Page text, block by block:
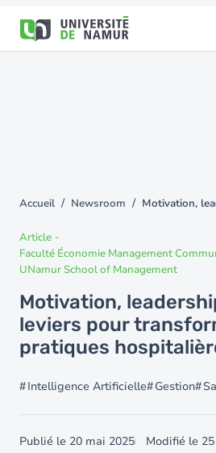
contenu
You
here
Accueil Newsroom Motivation,
Article -
Faculté Économie Management
UNamur School of Management
Motivation,
leviers pour
pratiques
Intelligence Artificielle Gestion
Publié le 20 mai 2025 Modifié le